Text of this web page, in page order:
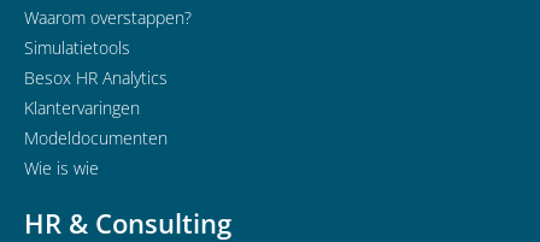
Waarom overstappen?
Simulatietools
Besox HR Analytics
Klantervaringen
Modeldocumenten
Wie is wie
HR & Consulting